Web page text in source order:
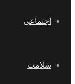
اجتماعی
سلامت